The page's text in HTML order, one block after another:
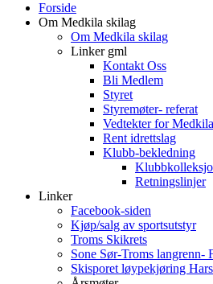
Forside
Om Medkila skilag
Om Medkila skilag
Linker gml
Kontakt Oss
Bli Medlem
Styret
Styremøter- referat
Vedtekter for
Rent idrettslag
Klubb-bekledning
Retningslinjer
Linker
Facebook-siden
Kjøp/salg av sportsutstyr
Troms Skikrets
Sone Sør-Troms langrenn-
Skisporet løypekjøring